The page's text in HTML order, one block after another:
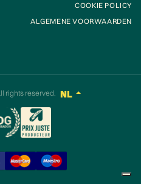
COOKIE POLICY
ALGEMENE VOORWAARDEN
rights reserved. NL